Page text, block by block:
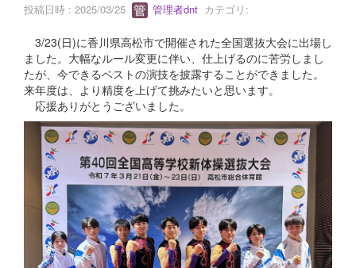
投稿日時 : 2025/03/25 管理者dnt カテゴリ:
3/23(日)に香川県高松市で開催された全国選抜大会に出場し
ました。大幅なルール変更に伴い、仕上げるのに苦労しまし
たが、今できるベストの演技を披露することができました。
来年度は、より精度を上げて挑みたいと思います。
応援ありがとうございました。